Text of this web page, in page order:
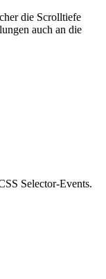
die Scrolltiefe
auch an die
Selector-Events.